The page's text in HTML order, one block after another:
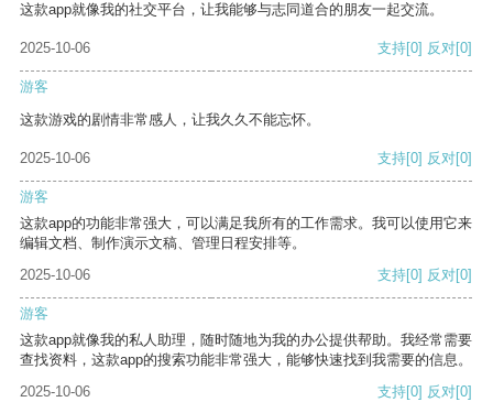
这款app就像我的社交平台，让我能够与志同道合的朋友一起交流。
2025-10-06 支持[0] 反对[0]
游客
这款游戏的剧情非常感人，让我久久不能忘怀。
2025-10-06 支持[0] 反对[0]
游客
这款app的功能非常强大，可以满足我所有的工作需求。我可以使用它来
编辑文档、制作演示文稿、管理日程安排等。
2025-10-06
支持[0] 反对[0]
游客
这款app就像我的私人助理，随时随地为我的办公提供帮助。我经常需要
查找资料，这款app的搜索功能非常强大，能够快速找到我需要的信息。
2025-10-06
支持[0] 反对[0]